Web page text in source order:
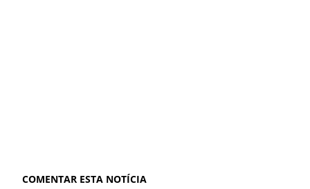
COMENTAR ESTA NOTÍCIA